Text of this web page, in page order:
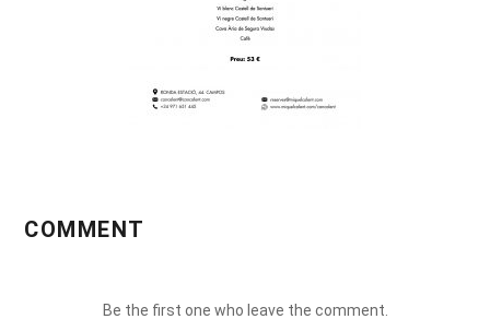
COMMENT
Be the first one who leave the comment.